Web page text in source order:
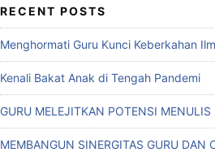
RECENT POSTS
Menghormati Guru Kunci Keberkahan
Kenali Bakat Anak di Tengah Pandemi
GURU MELEJITKAN POTENSI MENULIS
MEMBANGUN SINERGITAS GURU